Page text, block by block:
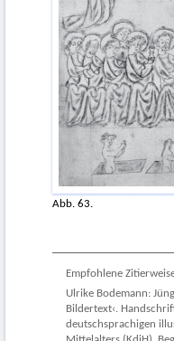
Abb. 63.
Empfohlene
Ulrike Bodemann:
Bildertext‹.
deutschsprachigen